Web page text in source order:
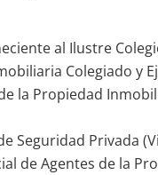
al Ilustre
Colegiado y
la Propiedad
Seguridad Privada
de Agentes de la